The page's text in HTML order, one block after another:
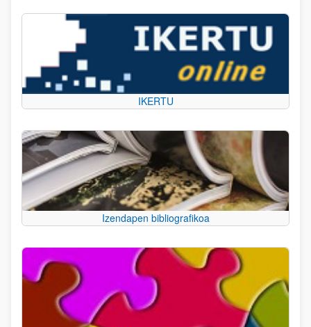
IKERTU
Izendapen bibliografikoa